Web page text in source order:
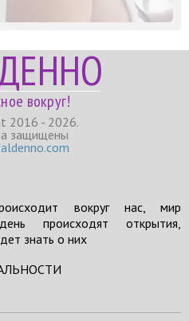
вокруг!
2016 - 2026.
защищены
вокруг нас, мир
происходят открытия,
знать о них